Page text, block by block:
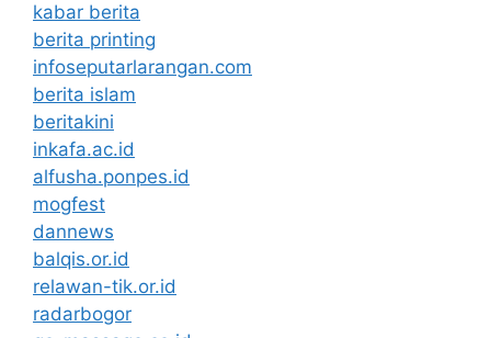
kabar berita
berita printing
infoseputarlarangan.com
berita islam
beritakini
inkafa.ac.id
alfusha.ponpes.id
mogfest
dannews
balqis.or.id
relawan-tik.or.id
radarbogor